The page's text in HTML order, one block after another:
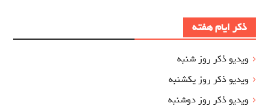
ذکر ایام هفته
ویدیو ذکر روز شنبه
ویدیو ذکر روز یکشنبه
ویدیو ذکر روز دوشنبه